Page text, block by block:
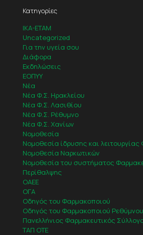
Κατηγορίες
IKA-ETAM
Uncategorized
Για την υγεία σου
Διάφορα
Εκδηλώσεις
ΕΟΠΥΥ
Νέα
Νέα Φ.Σ. Ηρακλείου
Νέα Φ.Σ. Λασιθίου
Νέα Φ.Σ. Ρέθυμνο
Νέα Φ.Σ. Χανίων
Νομοθεσία
Νομοθεσία ίδρυσης και
Νομοθεσία Ναρκωτικών
Νομοθεσία του συστήματος
Περίθαλψης
ΟΑΕΕ
ΟΓΑ
Οδηγός του Φαρμακοποιού
Οδηγός του Φαρμακοποιού Ρεθύμνου
Πανελλήνιος Φαρμακευτικός
ΤΑΠ ΟΤΕ